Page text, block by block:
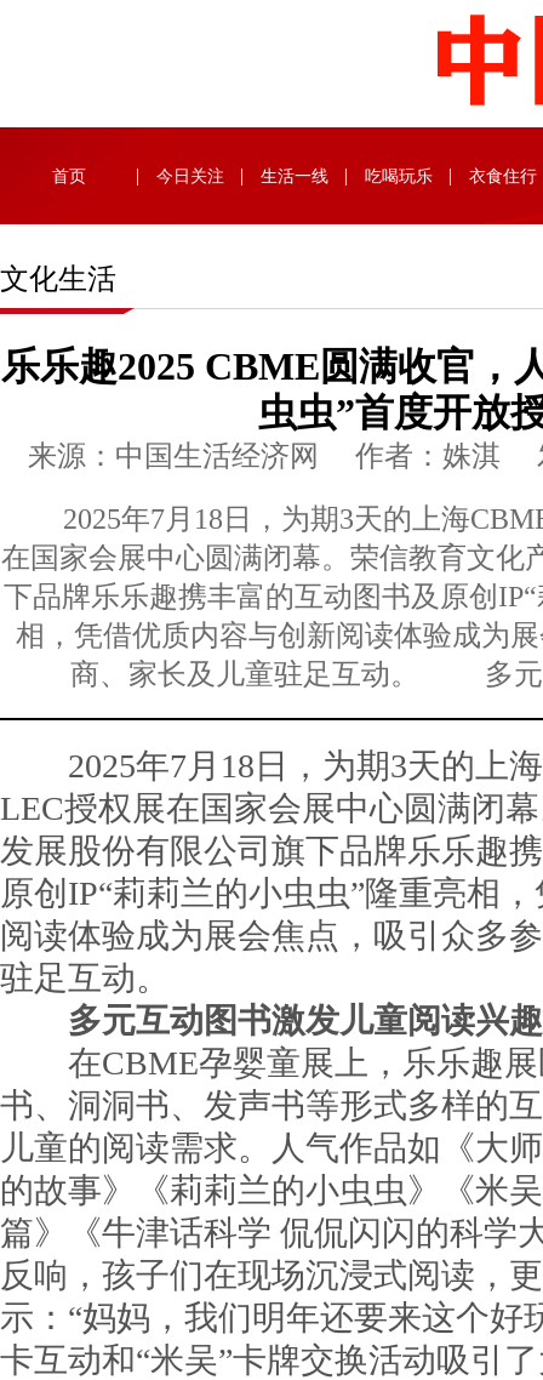
首页 今日关注 生活一线 吃喝玩乐 衣食住行
文化生活
乐乐趣2025 CBME圆满收官，
虫虫”首度开放
来源：中国生活经济网 作者：姝淇
2025年7月18日，为期3天的上海
在国家会展中心圆满闭幕。荣信教育文化
下品牌乐乐趣携丰富的互动图书及原创
相，凭借优质内容与创新阅读体验成为
商、家长及儿童驻足互动。 多元
2025年7月18日，为期3天的上
LEC授权展在国家会展中心圆满闭
发展股份有限公司旗下品牌乐乐趣
原创IP“莉莉兰的小虫虫”隆重亮相
阅读体验成为展会焦点，吸引众多
驻足互动。
多元互动图书激发儿童阅读兴趣
在CBME孕婴童展上，乐乐趣展
书、洞洞书、发声书等形式多样的
儿童的阅读需求。人气作品如《大
的故事》《莉莉兰的小虫虫》《米
篇》《牛津话科学 侃侃闪闪的科学
反响，孩子们在现场沉浸式阅读，
示：“妈妈，我们明年还要来这个好
卡互动和“米吴”卡牌交换活动吸引